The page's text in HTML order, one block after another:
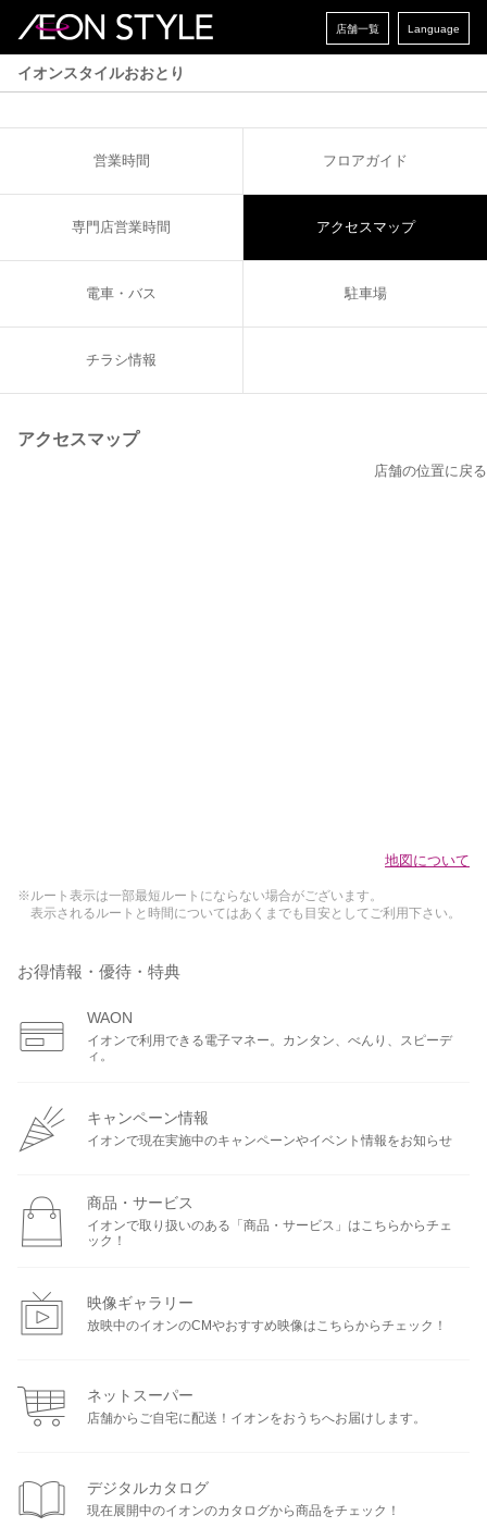
店舗一覧 Language
イオンスタイルおおとり
営業時間 フロアガイド
専門店営業時間 アクセスマップ
電車・バス 駐車場
チラシ情報
アクセスマップ
店舗の位置に戻る
地図について
※ルート表示は一部最短ルートにならない場合がございます。
表示されるルートと時間についてはあくまでも目安としてご利用下さい。
お得情報・優待・特典
WAON
イオンで利用できる電子マネー。カンタン、べんり、スピーデ
ィ。
キャンペーン情報
イオンで現在実施中のキャンペーンやイベント情報をお知らせ
商品・サービス
イオンで取り扱いのある「商品・サービス」はこちらからチェ
ック！
映像ギャラリー
放映中のイオンのCMやおすすめ映像はこちらからチェック！
ネットスーパー
店舗からご自宅に配送！イオンをおうちへお届けします。
デジタルカタログ
現在展開中のイオンのカタログから商品をチェック！